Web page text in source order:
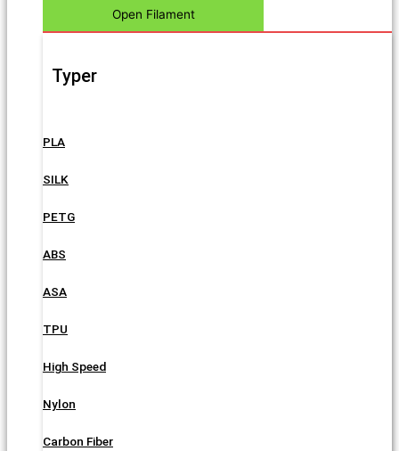
Open Filament
Typer
PLA
SILK
PETG
ABS
ASA
TPU
High Speed
Nylon
Carbon Fiber